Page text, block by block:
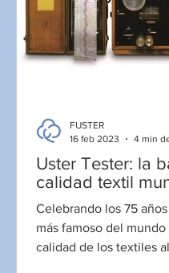
Uster Tester: la
calidad textil
Celebrando los 75
más famoso del mundo
calidad de los textiles
FUSTER
16 feb 2023
4 min